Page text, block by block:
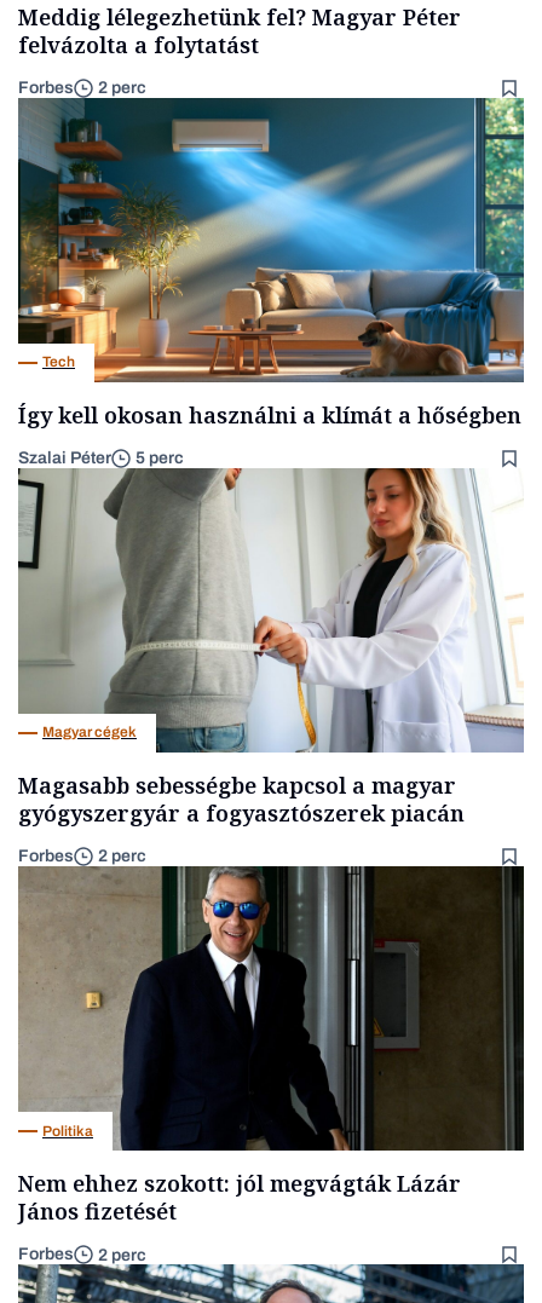
Meddig lélegezhetünk fel? Magyar Péter
felvázolta a folytatást
Forbes 2 perc
Tech
Így kell okosan használni a klímát a hőségben
Szalai Péter 5 perc
Magyar cégek
Magasabb sebességbe kapcsol a magyar
gyógyszergyár a fogyasztószerek piacán
Forbes 2 perc
Politika
Nem ehhez szokott: jól megvágták Lázár
János fizetését
Forbes 2 perc